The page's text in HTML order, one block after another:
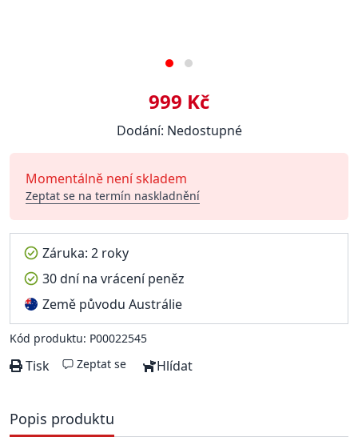
999 Kč
Dodání: Nedostupné
Momentálně není skladem
Zeptat se na termín naskladnění
Záruka: 2 roky
30 dní na vrácení peněz
Země původu Austrálie
Kód produktu: P00022545
Tisk Zeptat se Hlídat
Popis produktu